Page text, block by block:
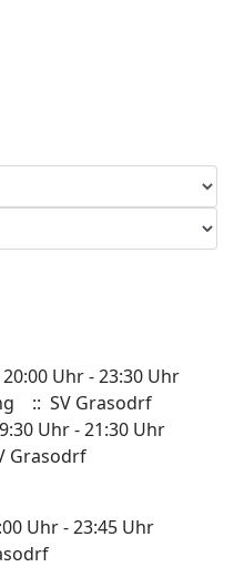
Uhr - 23:30 Uhr
:: SV Grasodrf
Uhr - 21:30 Uhr
Grasodrf
Uhr - 23:45 Uhr